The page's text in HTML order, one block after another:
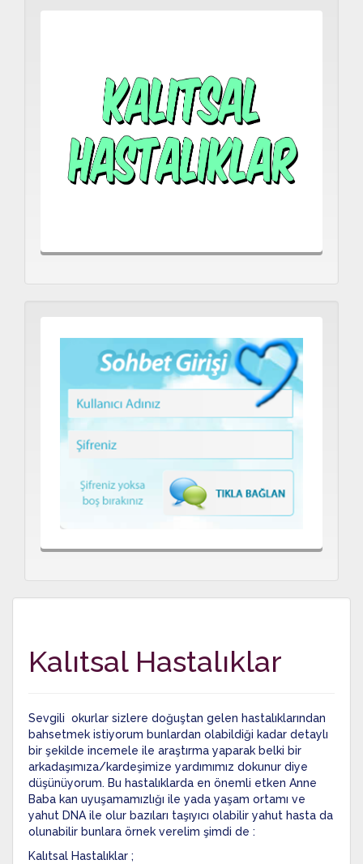
Kalıtsal Hastalıklar
Sevgili okurlar sizlere doğuştan gelen hastalıklarından
bahsetmek istiyorum bunlardan olabildiği kadar detaylı
bir şekilde incemele ile araştırma yaparak belki bir
arkadaşımıza/kardeşimize yardımımız dokunur diye
düşünüyorum. Bu hastalıklarda en önemli etken Anne
Baba kan uyuşamamızlığı ile yada yaşam ortamı ve
yahut DNA ile olur bazıları taşıyıcı olabilir yahut hasta da
olunabilir bunlara örnek verelim şimdi de :
Kalıtsal Hastalıklar ;